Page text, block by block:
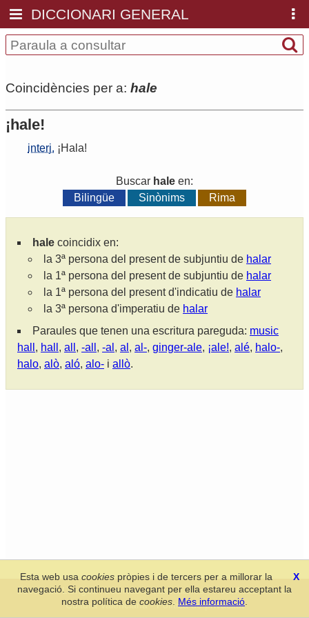
DICCIONARI GENERAL
Coincidències per a: hale
¡hale!
interj. ¡Hala!
Buscar hale en:
Bilingüe
Sinònims Rima
hale coincidix en:
la 3ª persona del present de subjuntiu de halar
la 1ª persona del present de subjuntiu de halar
la 1ª persona del present d'indicatiu de halar
la 3ª persona d'imperatiu de halar
Paraules que tenen una escritura pareguda: music
hall , hall , all , -all , -al , al , al-, ginger-ale, ¡ale!, alé, halo-,
halo, alò, aló, alo- i allò.
Secció de Llengua i Lliteratura Valencianes-Real Acadèmia de
Cultura Valenciana-Política de privacitat
X
Esta web usacookies pròpies i de tercers per a millorar la
navegació. Si continueu navegant per ella estareu acceptant la
nostra política de cookies Més informació